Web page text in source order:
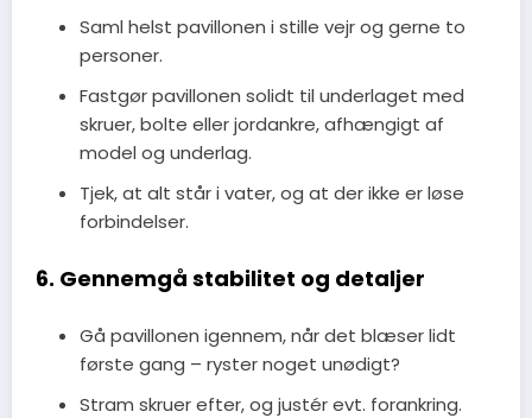
Saml helst pavillonen i stille vejr og gerne to
personer.
Fastgør pavillonen solidt til underlaget med
skruer, bolte eller jordankre, afhængigt af
model og underlag.
Tjek, at alt står i vater, og at der ikke er løse
forbindelser.
6. Gennemgå stabilitet og detaljer
Gå pavillonen igennem, når det blæser lidt
første gang – ryster noget unødigt?
Stram skruer efter, og justér evt. forankring.